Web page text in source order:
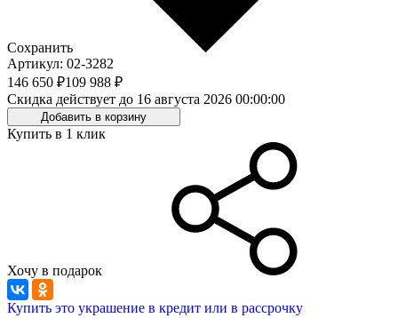
Сохранить
Артикул: 02-3282
146 650 ₽109 988 ₽
Скидка действует до 16 августа 2026 00:00:00
Добавить в корзину
Купить в 1 клик
Хочу в подарок
Купить это украшение в кредит или в рассрочку